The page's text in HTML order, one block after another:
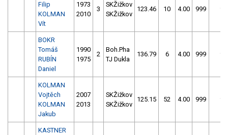
Filip
KOLMAN
Vít
1973
2010
3
SKŽižkov
SKŽižkov
123.46 10 4.00 999
BOKR
Tomáš
RUBÍN
Daniel
1990
1975
2
Boh.Pha
TJ Dukla
136.79 6 4.00 999
KOLMAN
Vojtěch
KOLMAN
Jakub
2007
2013
SKŽižkov
SKŽižkov
125.15 52 4.00 999
KASTNER